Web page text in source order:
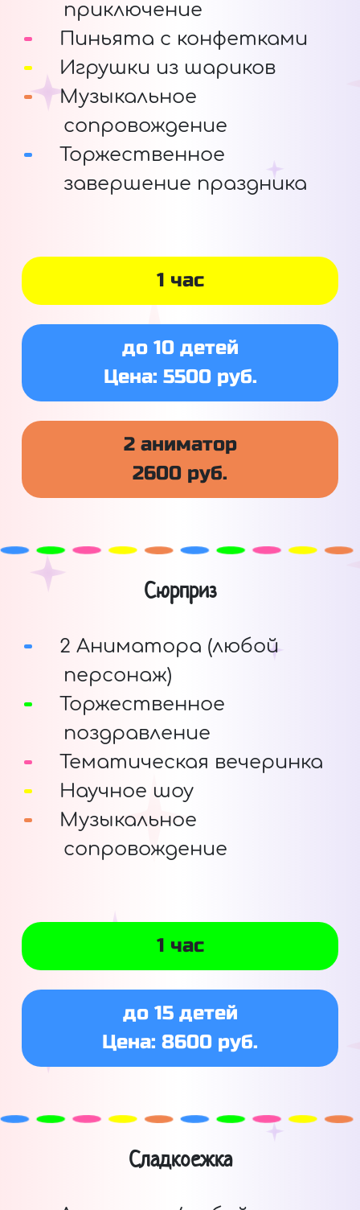
приключение
Пиньята с конфетками
Игрушки из шариков
Музыкальное
сопровождение
Торжественное
завершение праздника
1 час
до 10 детей
Цена: 5500 руб.
2 аниматор
2600 руб.
Сюрприз
2 Аниматора (любой
персонаж)
Торжественное
поздравление
Тематическая вечеринка
Научное шоу
Музыкальное
сопровождение
1 час
до 15 детей
Цена: 8600 руб.
Сладкоежка